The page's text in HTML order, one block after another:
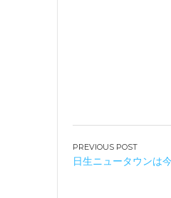
投
稿
日生ニュータウンは